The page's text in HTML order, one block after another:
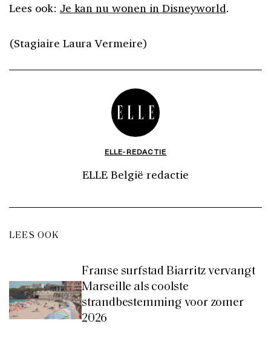
Lees ook: Je kan nu wonen in Disneyworld.
(Stagiaire Laura Vermeire)
ELLE-REDACTIE
ELLE België redactie
LEES OOK
Franse surfstad Biarritz vervangt
Marseille als coolste
strandbestemming voor zomer
2026